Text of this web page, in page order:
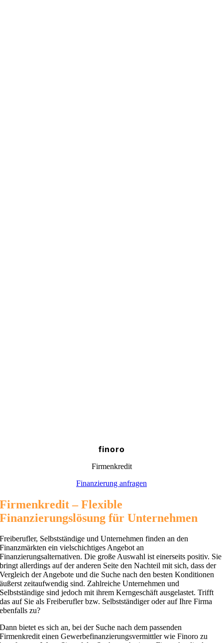
finoro
Firmenkredit
Finanzierung anfragen
Firmenkredit – Flexible
Finanzierungslösung für Unternehmen
Freiberufler, Selbstständige und Unternehmen finden an den
Finanzmärkten ein vielschichtiges Angebot an
Finanzierungsalternativen. Die große Auswahl ist einerseits positiv. Sie
bringt allerdings auf der anderen Seite den Nachteil mit sich, dass der
Vergleich der Angebote und die Suche nach den besten Konditionen
äußerst zeitaufwendig sind. Zahlreiche Unternehmen und
Selbstständige sind jedoch mit ihrem Kerngeschäft ausgelastet. Trifft
das auf Sie als Freiberufler bzw. Selbstständiger oder auf Ihre Firma
ebenfalls zu?
Dann bietet es sich an, bei der Suche nach dem passenden
Firmenkredit einen Gewerbefinanzierungsvermittler wie Finoro zu